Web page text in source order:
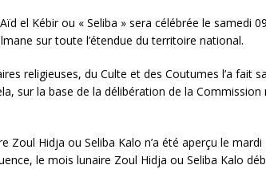
el Kébir ou « Seliba » sera célébrée le samedi
sur toute l’étendue du territoire national.
religieuses, du Culte et des Coutumes l’a fait
sur la base de la délibération de la Commission
Zoul Hidja ou Seliba Kalo n’a été aperçu le
le mois lunaire Zoul Hidja ou Seliba Kalo